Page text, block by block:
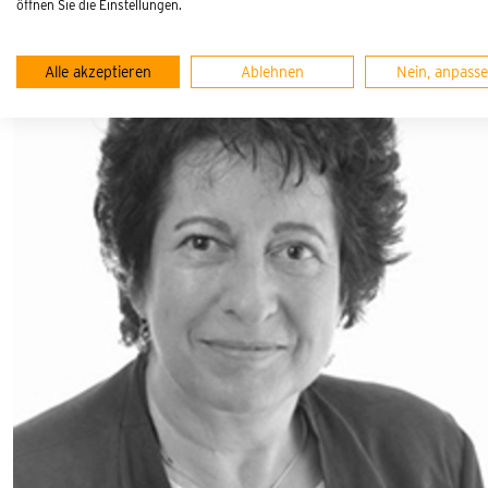
öffnen Sie die Einstellungen.
Alle akzeptieren Ablehnen Nein,